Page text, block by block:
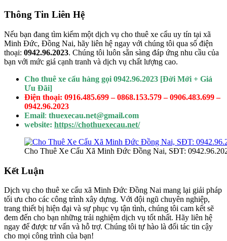
Thông Tin Liên Hệ
Nếu bạn đang tìm kiếm một dịch vụ cho thuê xe cẩu uy tín tại xã
Minh Đức, Đồng Nai, hãy liên hệ ngay với chúng tôi qua số điện
thoại: 0942.96.2023. Chúng tôi luôn sẵn sàng đáp ứng nhu cầu của
bạn với mức giá cạnh tranh và dịch vụ chất lượng cao.
Cho thuê xe cẩu hàng gọi 0942.96.2023 [Đời Mới + Giá
Ưu Đãi]
Điện thoại: 0916.485.699 – 0868.153.579 – 0906.483.699 –
0942.96.2023
Email: thuexecau.net@gmail.com
website: https://chothuexecau.net/
Cho Thuê Xe Cẩu Xã Minh Đức Đồng Nai, SĐT:
Kết Luận
Dịch vụ cho thuê xe cẩu xã Minh Đức Đồng Nai mang lại giải pháp
tối ưu cho các công trình xây dựng. Với đội ngũ chuyên nghiệp,
trang thiết bị hiện đại và sự phục vụ tận tình, chúng tôi cam kết sẽ
đem đến cho bạn những trải nghiệm dịch vụ tốt nhất. Hãy liên hệ
ngay để được tư vấn và hỗ trợ. Chúng tôi tự hào là đối tác tin cậy
cho mọi công trình của bạn!